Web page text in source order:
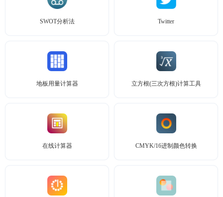
SWOT分析法 Twitter
地板用量计算器 立方根(三次方根)计算工具
在线计算器 CMYK/16进制颜色转换